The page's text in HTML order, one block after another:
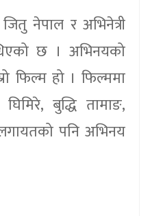
नेपाल र अभिनेत्री
छ । अभिनयको
फिल्म हो । फिल्ममा
बुद्धि तामाङ,
पनि अभिनय